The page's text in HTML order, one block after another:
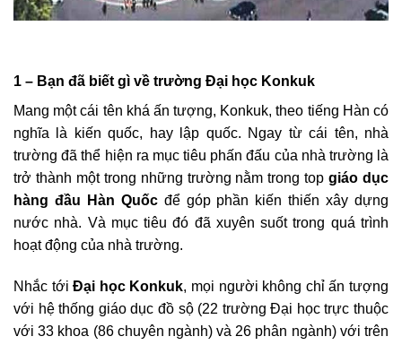
1 – Bạn đã biết gì về trường Đại học Konkuk
Mang một cái tên khá ấn tượng, Konkuk, theo tiếng Hàn có
nghĩa là kiến quốc, hay lập quốc. Ngay từ cái tên, nhà
trường đã thể hiện ra mục tiêu phấn đấu của nhà trường là
trở thành một trong những trường nằm trong topgiáo dục
hàng đầu Hàn Quốcđể góp phần kiến thiến xây dựng
nước nhà. Và mục tiêu đó đã xuyên suốt trong quá trình
hoạt động của nhà trường.
Nhắc tớiĐại học Konkuk, mọi người không chỉ ấn tượng
với hệ thống giáo dục đồ sộ (22 trường Đại học trực thuộc
với 33 khoa (86 chuyên ngành) và 26 phân ngành) với trên